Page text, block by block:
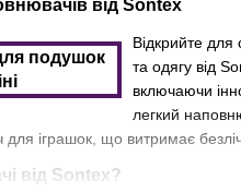
від Sontex
Відкрийте
та одягу від
включаючи
легкий
іграшок, що витримає
від Sontex?